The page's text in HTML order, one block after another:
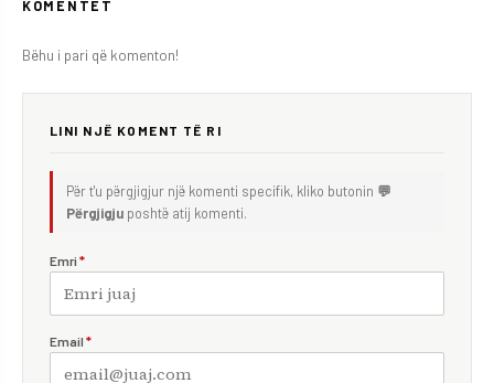
KOMENTET
Bëhu i pari që komenton!
LINI NJË KOMENT TË RI
Për t'u përgjigjur një komenti specifik, kliko butonin 💬
Përgjigju poshtë atij komenti.
Emri *
Email *